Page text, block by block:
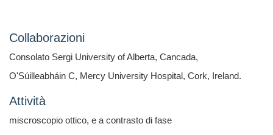
Collaborazioni
Consolato Sergi University of Alberta, Cancada,
O'Súilleabháin C, Mercy University Hospital, Cork, Ireland.
Attività
miscroscopio ottico, e a contrasto di fase